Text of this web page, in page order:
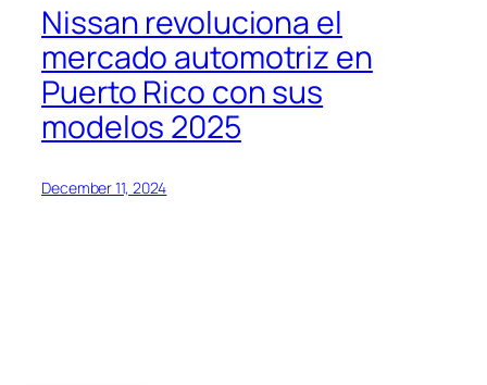
Nissan revoluciona el
mercado automotriz en
Puerto Rico con sus
modelos 2025
December 11, 2024